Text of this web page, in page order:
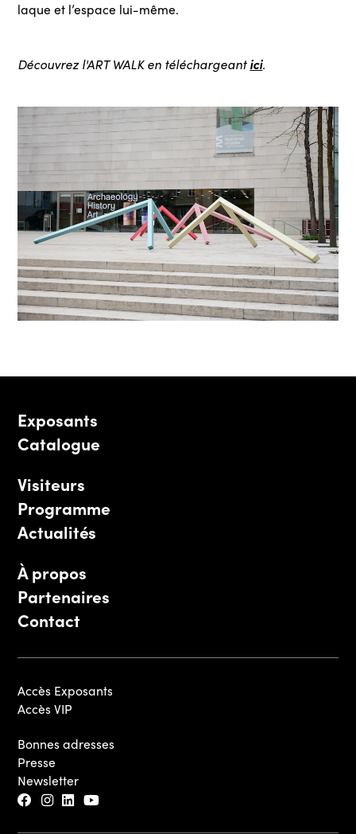
laque et l’espace lui-même.
Découvrez l'ART WALK en téléchargeant ici.
Exposants
Catalogue
Visiteurs
Programme
Actualités
À propos
Partenaires
Contact
Accès Exposants
Accès VIP
Bonnes adresses
Presse
Newsletter